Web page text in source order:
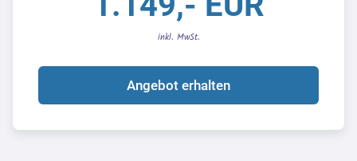
inkl. MwSt.
Angebot erhalten